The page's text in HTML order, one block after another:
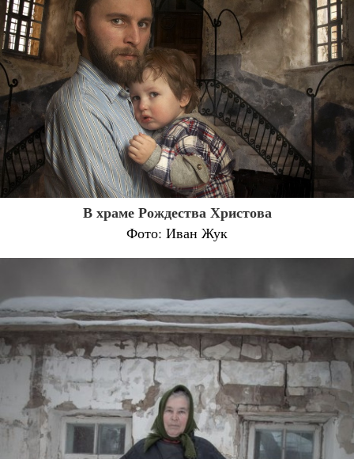
В храме Рождества Христова
Фото: Иван Жук